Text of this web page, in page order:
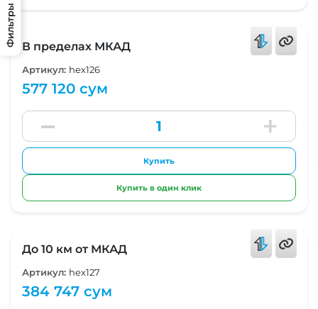
Фильтры В пределах МКАД
Артикул: hex126
577 120 сум
Купить
Купить в один клик
До 10 км от МКАД
Артикул: hex127
384 747 сум